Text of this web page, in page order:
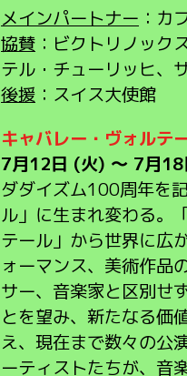
メインパートナー ：カ
協賛 ：ビクトリノック
テル・チューリッヒ、
後援 ：スイス大使館
キャバレー・ヴォルテ
7月12日 (火) 〜 7月
ダダイズム100周年を
ル」に生まれ変わる。
テール」から世界に広
ォーマンス、美術作品
サー、音楽家と区別せ
とを望み、新たなる価
え、現在まで数々の公
ーティストたちが、音